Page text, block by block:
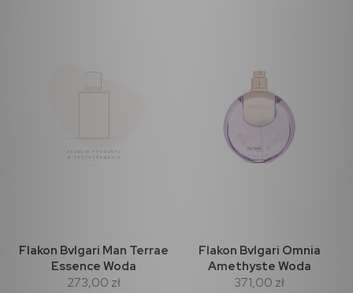
Flakon Bvlgari Man Terrae
Essence Woda
Perfumowana 100ml
273,00 zł
Flakon Bvlgari Omnia
Amethyste Woda
toaletowa 100ml
371,00 zł